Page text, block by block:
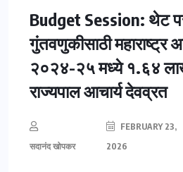
Budget Session: थेट
गुंतवणुकीसाठी महाराष्ट्र
२०२४-२५ मध्ये १.६४
राज्यपाल आचार्य देवव्रत
सदानंद खोपकर
FEBRUARY 23,
2026